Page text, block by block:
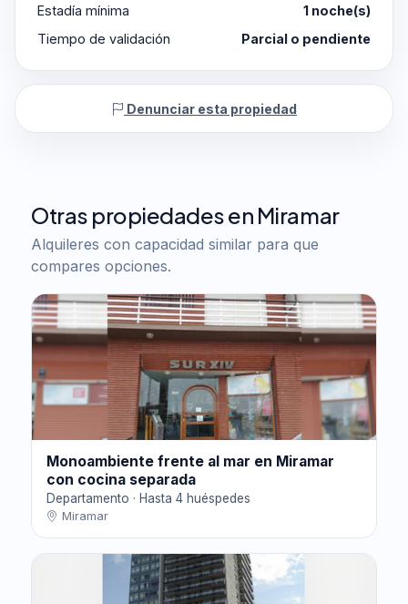
Estadía mínima
1 noche(s)
Tiempo de validación
Parcial o pendiente
Denunciar esta propiedad
Otras propiedades en Miramar
Alquileres con capacidad similar para que
compares opciones.
Monoambiente frente al mar en Miramar
con cocina separada
Departamento · Hasta 4 huéspedes
Miramar